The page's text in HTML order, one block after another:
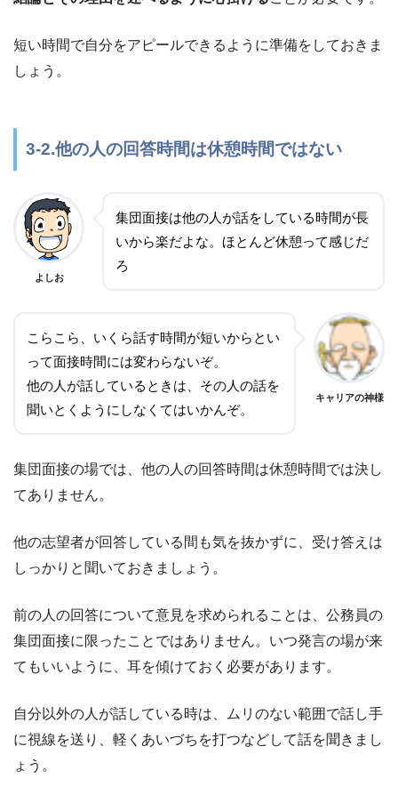
短い時間で自分をアピールできるように準備をしておきま
しょう。
3-2.他の人の回答時間は休憩時間ではない
よしお
集団面接は他の人が話をしている時間が長
いから楽だよな。ほとんど休憩って感じだ
ろ
こらこら、いくら話す時間が短いからとい
って面接時間には変わらないぞ。
他の人が話しているときは、その人の話を
聞いとくようにしなくてはいかんぞ。
キャリアの神様
集団面接の場では、他の人の回答時間は休憩時間では決し
てありません。
他の志望者が回答している間も気を抜かずに、受け答えは
しっかりと聞いておきましょう。
前の人の回答について意見を求められることは、公務員の
集団面接に限ったことではありません。いつ発言の場が来
てもいいように、耳を傾けておく必要があります。
自分以外の人が話している時は、ムリのない範囲で話し手
に視線を送り、軽くあいづちを打つなどして話を聞きまし
ょう。